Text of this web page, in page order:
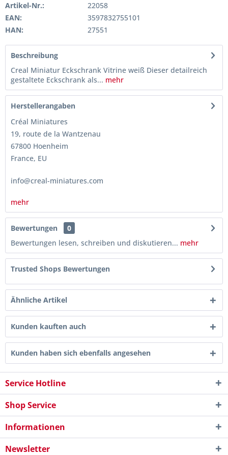
Artikel-Nr.:
22058
EAN:
3597832755101
HAN:
27551
Beschreibung
Creal Miniatur Eckschrank Vitrine weiß Dieser detailreich
gestaltete Eckschrank als... mehr
Herstellerangaben
Créal Miniatures
19, route de la Wantzenau
67800 Hoenheim
France, EU
info@creal-miniatures.com
mehr
Bewertungen
0
Bewertungen lesen, schreiben und diskutieren... mehr
Trusted Shops Bewertungen
Ähnliche Artikel
Kunden kauften auch
Kunden haben sich ebenfalls angesehen
Service Hotline
Shop Service
Informationen
Newsletter